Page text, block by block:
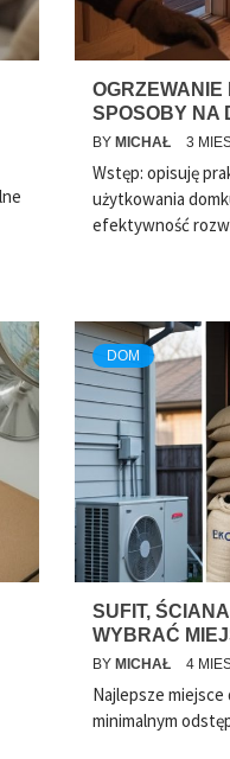
SPOSOBY NA
BY MICHAŁ 3
Wstęp: opisuję
użytkowania
efektywność
DOM
SUFIT,
WYBRAĆ
BY MICHAŁ 4
Najlepsze
minimalnym